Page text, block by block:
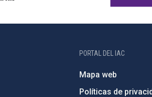
PORTAL DEL IAC
Mapa web
Políticas de